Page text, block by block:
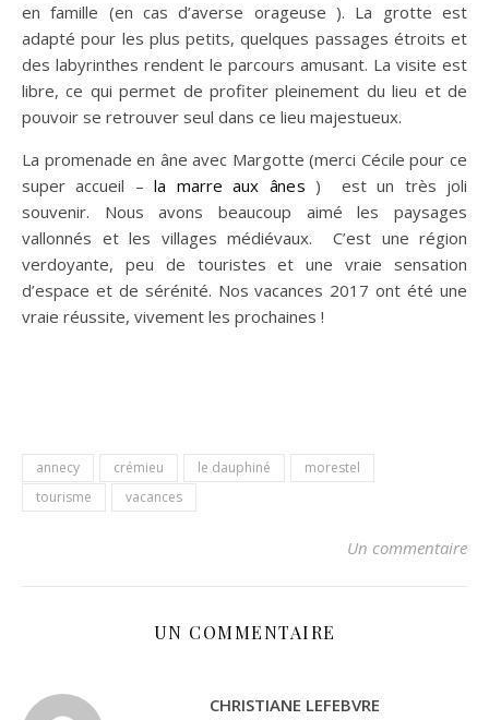
en famille (en cas d’averse orageuse ). La grotte est
adapté pour les plus petits, quelques passages étroits et
des labyrinthes rendent le parcours amusant. La visite est
libre, ce qui permet de profiter pleinement du lieu et de
pouvoir se retrouver seul dans ce lieu majestueux.
La promenade en âne avec Margotte (merci Cécile pour ce
super accueil –la marre aux ânes ) est un très joli
souvenir. Nous avons beaucoup aimé les paysages
vallonnés et les villages médiévaux. C’est une région
verdoyante, peu de touristes et une vraie sensation
d’espace et de sérénité. Nos vacances 2017 ont été une
vraie réussite, vivement les prochaines !
annecy crémieu le dauphiné
morestel
tourisme
vacances
Un commentaire
UN COMMENTAIRE
CHRISTIANE LEFEBVRE